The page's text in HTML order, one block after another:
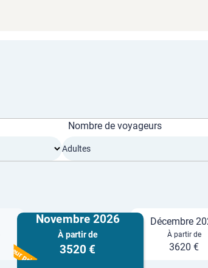
Nombre de voyageurs
Adultes
Novembre 2026
À partir de
3520 €
Meilleur prix
Décembre
À partir de
3620 €